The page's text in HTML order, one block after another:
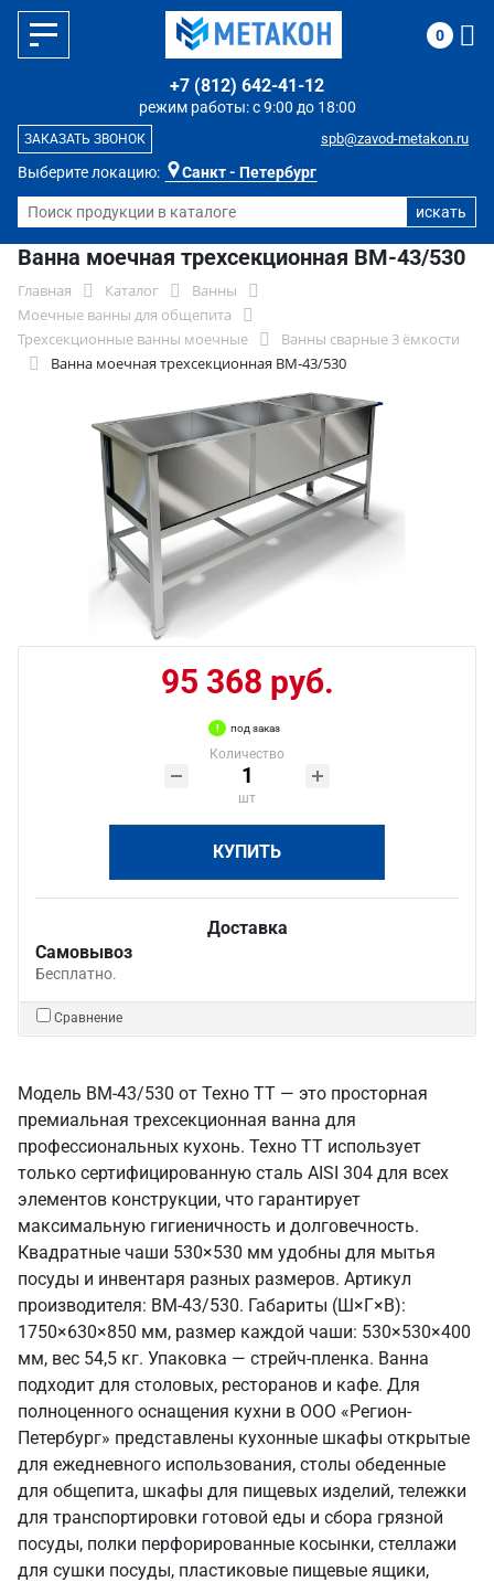
Выберите локацию: Санкт - Петербург
режим работы: с 9:00 до 18:00
+7 (812) 642-41-12
spb@zavod-metakon.ru
ЗАКАЗАТЬ ЗВОНОК
0
Ванна моечная трехсекционная ВМ-43/530
Главная Каталог
Ванны
Моечные ванны для общепита
Трехсекционные ванны моечные
Ванны сварные 3 ёмкости
Ванна моечная трехсекционная ВМ-43/530
95 368 руб.
под заказ
Количество
шт
КУПИТЬ
Доставка
Самовывоз
Бесплатно.
Сравнение
Модель ВМ-43/530 от Техно ТТ — это просторная
премиальная трехсекционная ванна для
профессиональных кухонь. Техно ТТ использует
только сертифицированную сталь AISI 304 для всех
элементов конструкции, что гарантирует
максимальную гигиеничность и долговечность.
Квадратные чаши 530×530 мм удобны для мытья
посуды и инвентаря разных размеров. Артикул
производителя: ВМ-43/530. Габариты (Ш×Г×В):
1750×630×850 мм, размер каждой чаши: 530×530×400
мм, вес 54,5 кг. Упаковка — стрейч-пленка. Ванна
подходит для столовых, ресторанов и кафе. Для
полноценного оснащения кухни в ООО «Регион-
Петербург» представлены кухонные шкафы открытые
для ежедневного использования, столы обеденные
для общепита, шкафы для пищевых изделий, тележки
для транспортировки готовой еды и сбора грязной
посуды, полки перфорированные косынки, стеллажи
для сушки посуды, пластиковые пищевые ящики,